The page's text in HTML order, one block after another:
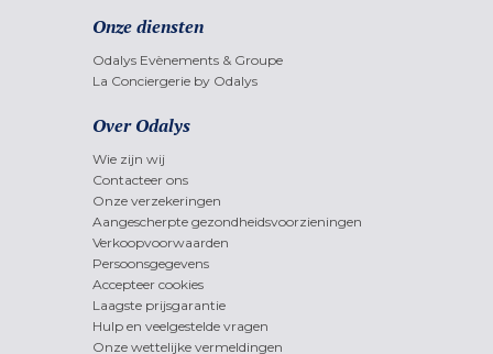
Onze diensten
Odalys Evènements & Groupe
La Conciergerie by Odalys
Over Odalys
Wie zijn wij
Contacteer ons
Onze verzekeringen
Aangescherpte gezondheidsvoorzieningen
Verkoopvoorwaarden
Persoonsgegevens
Accepteer cookies
Laagste prijsgarantie
Hulp en veelgestelde vragen
Onze wettelijke vermeldingen